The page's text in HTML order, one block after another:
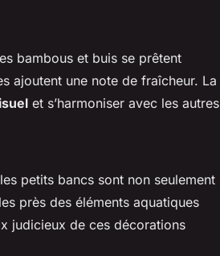
bambous et buis se prêtent
ajoutent une note de fraîcheur. La
et s’harmoniser avec les autres
petits bancs sont non seulement
près des éléments aquatiques
judicieux de ces décorations